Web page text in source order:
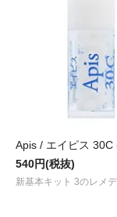
Apis / エイピス 30C
540円(税抜)
新基本キット 3のレメデ